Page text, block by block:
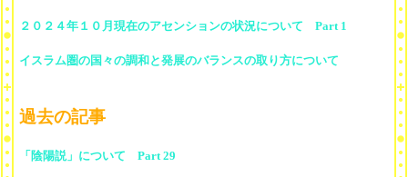
２０２４年１０月現在のアセンションの状況について Part 1
イスラム圏の国々の調和と発展のバランスの取り方について
過去の記事
「陰陽説」について Part 29